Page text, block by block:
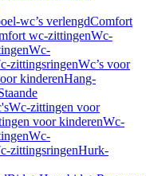
wc’s verlengdComfort
wc-zittingenWc-
Wc-
zittingsringenWc’s voor
kinderenHang-
Wc-zittingen voor
voor kinderenWc-
Wc-
zittingsringenHurk-